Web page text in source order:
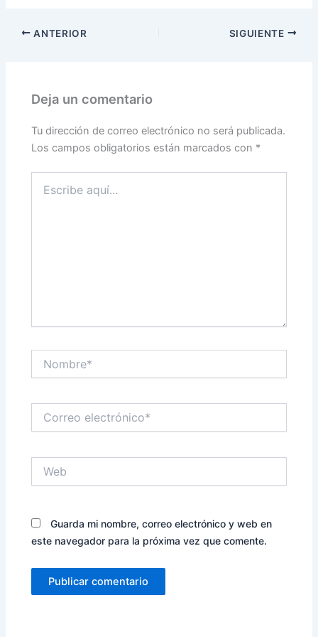
ANTERIOR SIGUIENTE
Deja un comentario
Tu dirección de correo electrónico no será publicada.
Los campos obligatorios están marcados con *
aquí...
electrónico*
Guarda mi nombre, correo electrónico y web en
este navegador para la próxima vez que comente.